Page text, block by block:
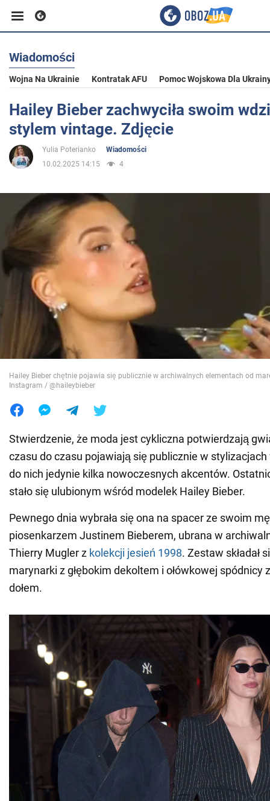
Biznes
Sport
Rozrywka
Polityka
Społeczeństwo
Wojna na Ukrainie
Świat
Jedzenie
Wiadomości
Wojna Na Ukrainie Kontratak AFU Pomoc Wojskowa Dla
Hailey Bieber zachwyciła swoim
stylem vintage. Zdjęcie
Yulia Poterianko
Wiadomości
10.02.2025 14:15
4
Hailey Bieber chętnie pojawia się publicznie w archiwalnych elementach od
Instagram / @haileybieber
Stwierdzenie, że moda jest cykliczna potwierdzają
czasu do czasu pojawiają się publicznie w
do nich jedynie kilka nowoczesnych akcentów.
stało się ulubionym wśród modelek Hailey Bieber.
Pewnego dnia wybrała się ona na spacer ze swoim
piosenkarzem Justinem Bieberem, ubrana w
Thierry Mugler z kolekcji jesień 1998. Zestaw składał
marynarki z głębokim dekoltem i ołówkowej spódnicy
dołem.